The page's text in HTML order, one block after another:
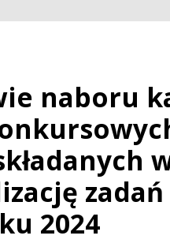
naboru
2024